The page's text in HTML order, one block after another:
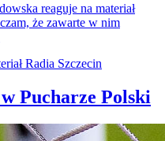
reaguje na materiał
że zawarte w nim
Pucharze Polski